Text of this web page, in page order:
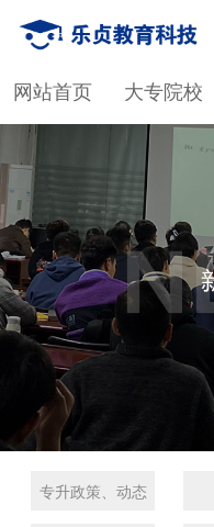
网站首页 大专院校
专升政策、动态